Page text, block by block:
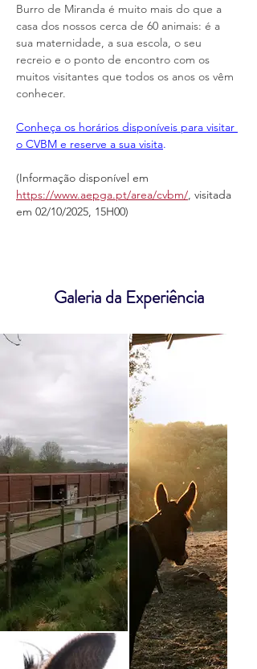
Burro de Miranda é muito mais do que a
casa dos nossos cerca de 60 animais: é a
sua maternidade, a sua escola, o seu
recreio e o ponto de encontro com os
muitos visitantes que todos os anos os vêm
conhecer.
Conheça os horários disponíveis para visitar
o CVBM e reserve a sua visita.
(Informação disponível em
https://www.aepga.pt/area/cvbm/, visitada
em 02/10/2025, 15H00)
Galeria da Experiência